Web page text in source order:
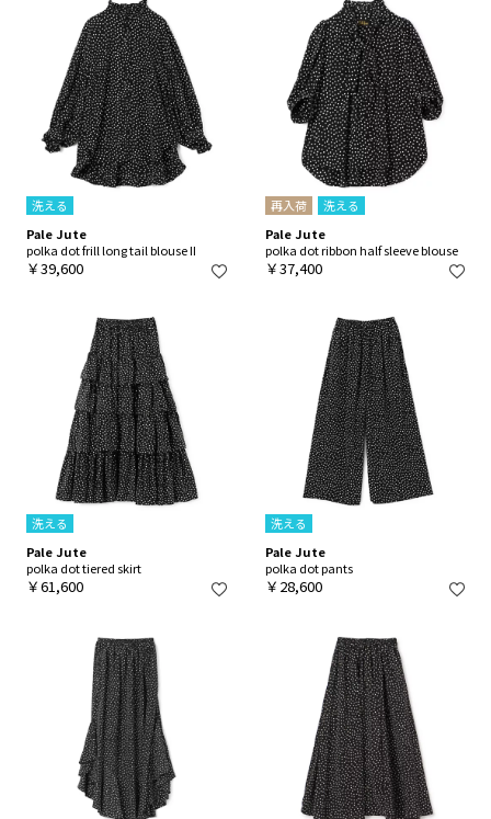
洗える
Pale Jute
polka dot frill long tail blouse II
￥39,600
再入荷
洗える
Pale Jute
polka dot ribbon half sleeve blouse
￥37,400
洗える
Pale Jute
polka dot tiered skirt
￥61,600
洗える
Pale Jute
polka dot pants
￥28,600